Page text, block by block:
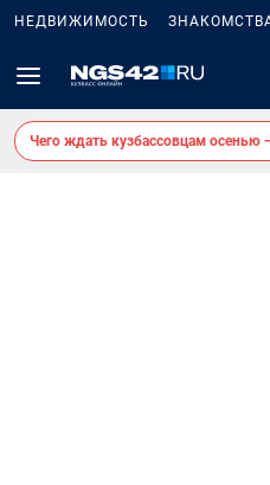
НЕДВИЖИМОСТЬ
Чего ждать кузбассовцам осенью